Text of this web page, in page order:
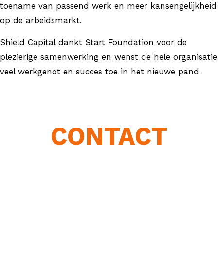
toename van passend werk en meer kansengelijkheid
op de arbeidsmarkt.
Shield Capital dankt Start Foundation voor de
plezierige samenwerking en wenst de hele organisatie
veel werkgenot en succes toe in het nieuwe pand.
CONTACT